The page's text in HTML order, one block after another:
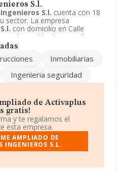
S.l.
S.l. cuenta con 18
sector. La empresa
con domicilio en Calle
la Puebla de Montalban,
CNAE es 7112 - Servicios
La empresaActivaplus
Inmobiliarias
Ingenieria seguridad
de Activaplus
gratis!
y te regalamos el
esta empresa.
AMPLIADO DE
INGENIEROS S.L.